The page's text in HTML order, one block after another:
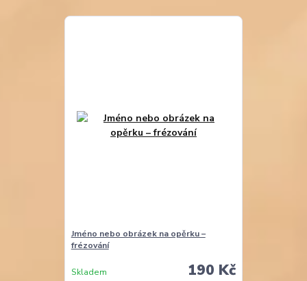
Jméno nebo obrázek na opěrku –
frézování
190 Kč
Skladem